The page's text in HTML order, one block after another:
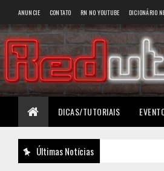
ANUNCIE CONTATO RN NO YOUTUBE DICIONÁRIO
DICAS/TUTORIAIS
Últimas Notícias